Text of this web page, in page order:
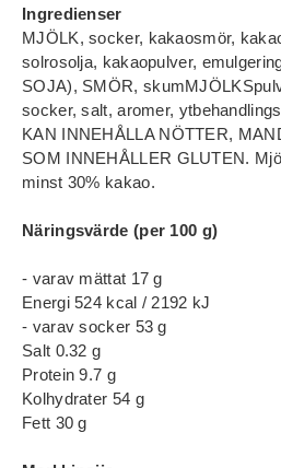
Ingredienser
MJÖLK, socker, kakaosmör,
solrosolja, kakaopulver,
SOJA), SMÖR,
socker, salt, aromer,
KAN INNEHÅLLA NÖTTER,
SOM INNEHÅLLER GLUTEN.
minst 30% kakao.
Näringsvärde (per 100 g)
- varav mättat 17 g
Energi 524 kcal / 2192 kJ
- varav socker 53 g
Salt 0.32 g
Protein 9.7 g
Kolhydrater 54 g
Fett 30 g